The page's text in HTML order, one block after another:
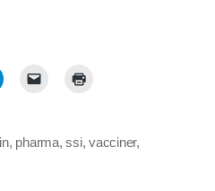
, pharma,ssi,vacciner,